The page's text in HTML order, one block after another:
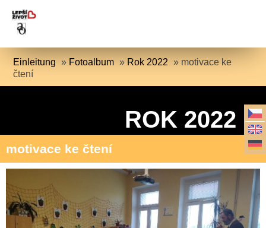
Einleitung » Fotoalbum » Rok 2022 » motivace ke
čtení
ROK 2022
motivace ke čtení